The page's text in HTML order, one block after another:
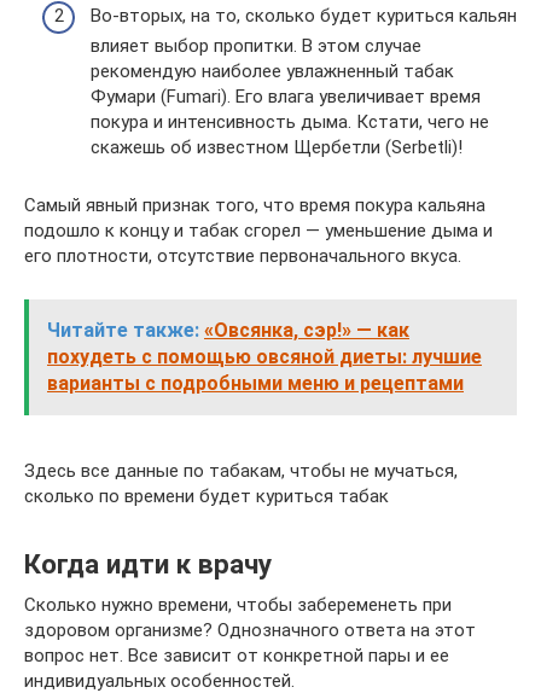
Во-вторых, на то, сколько будет куриться кальян
влияет выбор пропитки. В этом случае
рекомендую наиболее увлажненный табак
Фумари (Fumari). Его влага увеличивает время
покура и интенсивность дыма. Кстати, чего не
скажешь об известном Щербетли (Serbetli)!
Самый явный признак того, что время покура кальяна
подошло к концу и табак сгорел — уменьшение дыма и
его плотности, отсутствие первоначального вкуса.
Читайте также: «Овсянка, сэр!» — как
похудеть с помощью овсяной диеты: лучшие
варианты с подробными меню и рецептами
Здесь все данные по табакам, чтобы не мучаться,
сколько по времени будет куриться табак
Когда идти к врачу
Сколько нужно времени, чтобы забеременеть при
здоровом организме? Однозначного ответа на этот
вопрос нет. Все зависит от конкретной пары и ее
индивидуальных особенностей.